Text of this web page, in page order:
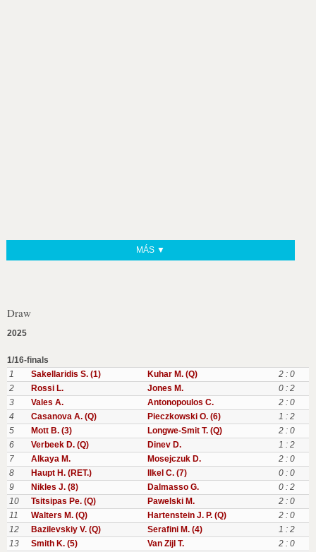
MÁS ▼
Draw
2025
1/16-finals
1
Sakellaridis S. (1) Kuhar M. (Q)
2 : 0
2
Rossi L. Jones M.
0 : 2
3
Vales A. Antonopoulos C.
2 : 0
4
Casanova A. (Q) Pieczkowski O. (6)
1 : 2
5
Mott B. (3) Longwe-Smit T. (Q)
2 : 0
6
Verbeek D. (Q) Dinev D.
1 : 2
7
Alkaya M. Mosejczuk D.
2 : 0
8
Haupt H. (RET.) Ilkel C. (7)
0 : 0
9
Nikles J. (8) Dalmasso G.
0 : 2
10
Tsitsipas Pe. (Q) Pawelski M.
2 : 0
11
Walters M. (Q) Hartenstein J. P. (Q)
2 : 0
12
Bazilevskiy V. (Q) Serafini M. (4)
1 : 2
13
Smith K. (5) Van Zijl T. 2 : 0